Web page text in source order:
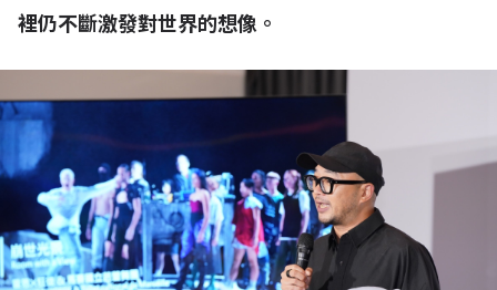
裡仍不斷激發對世界的想像。